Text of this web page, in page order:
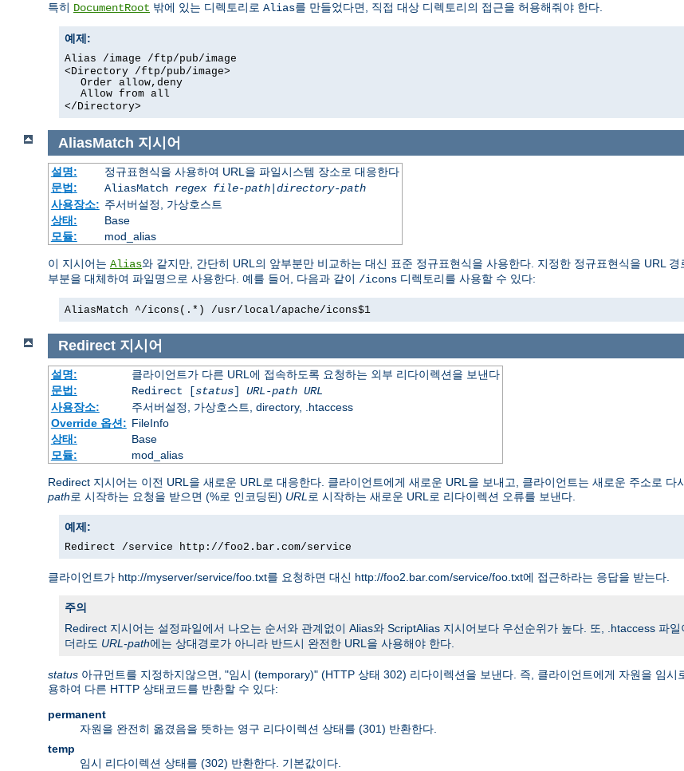
특히 DocumentRoot 밖에 있는 디렉토리로 Alias를 만들었다면, 직접 대상 디렉토리의 접근을 허용해줘야 한다.
예제:
Alias /image /ftp/pub/image
<Directory /ftp/pub/image>
Order allow,deny
Allow from all
</Directory>
AliasMatch 지시어
설명:
정규표현식을 사용하여 URL을 파일시스템 장소로 대응한다
문법:
AliasMatch regex file-path| directory-path
사용장소: 주서버설정, 가상호스트
상태:
Base
모듈:
mod_alias
이 지시어는 Alias와 같지만, 간단히 URL의 앞부분만 비교하는 대신 표준 정규표현식을 사용한다. 지정한 정규표현식을 URL
부분을 대체하여 파일명으로 사용한다. 예를 들어, 다음과 같이 /icons 디렉토리를 사용할 수 있다:
AliasMatch ^/icons(.*) /usr/local/apache/icons$1
Redirect 지시어
설명:
클라이언트가 다른 URL에 접속하도록 요청하는 외부 리다이렉션을 보낸다
문법:
Redirect [status] URL-path URL
사용장소:
주서버설정, 가상호스트, directory, .htaccess
Override 옵션: FileInfo
상태:
Base
모듈:
mod_alias
Redirect 지시어는 이전 URL을 새로운 URL로 대응한다. 클라이언트에게 새로운 URL을 보내고, 클라이언트는 새로운 주소로 다
path로 시작하는 요청을 받으면 (%로 인코딩된) URL 로 시작하는 새로운 URL로 리다이렉션 오류를 보낸다.
예제:
Redirect /service http://foo2.bar.com/service
클라이언트가 http://myserver/service/foo.txt를 요청하면 대신 http://foo2.bar.com/service/foo.txt에 접근하라는 응답을 받는다.
주의
Redirect 지시어는 설정파일에서 나오는 순서와 관계없이 Alias와 ScriptAlias 지시어보다 우선순위가 높다. 또, .htaccess 파일
더라도 URL-path에는 상대경로가 아니라 반드시 완전한 URL을 사용해야 한다.
status 아규먼트를 지정하지않으면, "임시 (temporary)" (HTTP 상태 302) 리다이렉션을 보낸다. 즉, 클라이언트에게 자원을 임시
용하여 다른 HTTP 상태코드를 반환할 수 있다:
permanent
자원을 완전히 옮겼음을 뜻하는 영구 리다이렉션 상태를 (301) 반환한다.
temp
임시 리다이렉션 상태를 (302) 반환한다. 기본값이다.